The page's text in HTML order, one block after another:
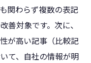
関わらず複数の表記
善対象です。次に、
が高い記事（比較記
て、自社の情報が明